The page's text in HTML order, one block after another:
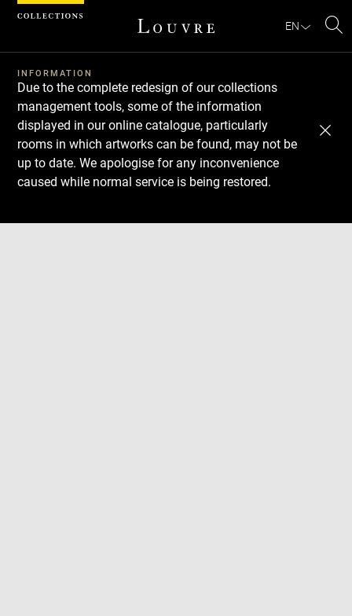
EN
INFORMATION
Due to the complete redesign of our collections
management tools, some of the information
displayed in our online catalogue, particularly
rooms in which artworks can be found, may not be
up to date. We apologise for any inconvenience
caused while normal service is being restored.
Download
Next
Previous
Cookies management panel